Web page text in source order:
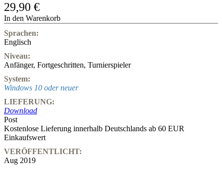
29,90 €
In den Warenkorb
Sprachen:
Englisch
Niveau:
Anfänger, Fortgeschritten, Turnierspieler
System:
Windows 10 oder neuer
LIEFERUNG:
Download
Post
Kostenlose Lieferung innerhalb Deutschlands ab 60 EUR
Einkaufswert
VERÖFFENTLICHT:
Aug 2019